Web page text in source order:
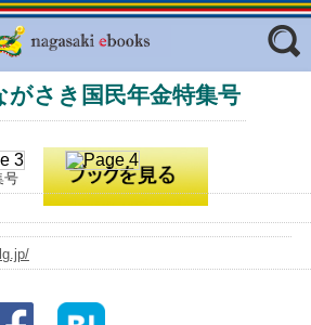
フリーワード
ジャンル
エリア
がさき国民年金特集号
号
ェクト
）
方へ